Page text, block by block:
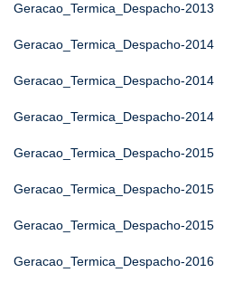
Geracao_Termica_Despacho-2013
Geracao_Termica_Despacho-2014
Geracao_Termica_Despacho-2014
Geracao_Termica_Despacho-2014
Geracao_Termica_Despacho-2015
Geracao_Termica_Despacho-2015
Geracao_Termica_Despacho-2015
Geracao_Termica_Despacho-2016